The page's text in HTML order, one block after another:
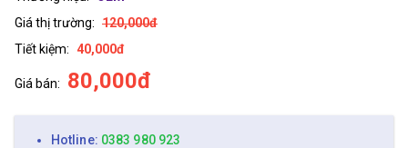
Giá thị trường: 120,000đ
Tiết kiệm: 40,000đ
Giá bán: 80,000đ
Hotline: 0383 980 923